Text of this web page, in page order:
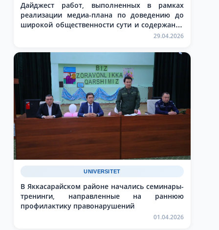
Дайджест работ, выполненных в рамках
реализации медиа-плана по доведению до
широкой общественности сути и содержания
задач, определённых в Послании Президента
Олий Мажлису и народу Узбекистана
29.04.2026
UNIVERSITET
В Яккасарайском районе начались семинары-
тренинги, направленные на раннюю
профилактику правонарушений
01.04.2026